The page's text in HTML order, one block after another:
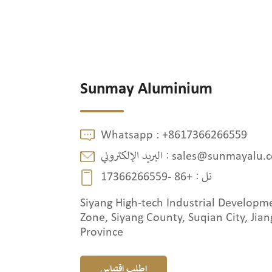
Sunmay Aluminium
Whatsapp : +8617366266559
البريد الإلكتروني :
تل :+86 -17366266559
Siyang High-tech Industrial
Zone, Siyang County, Suqian City,
Province
اطلب اقتباس